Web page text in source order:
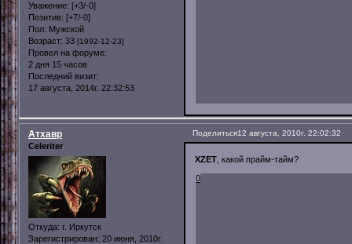
Уважение: [+3/-0]
Позитив: [+7/-0]
Пол: Мужской
Возраст: 33 [1992-12-23]
Провел на форуме:
2 дня 15 часов
Последний визит:
17 августа, 2014г. 22:32:53
Поделиться12 августа, 2010г. 22:02:32
Атхавр
Celeriter
Откуда: г. Иркутск
Зарегистрирован: 20 июня, 2010г.
XZET , какой прайм-тайм?
0